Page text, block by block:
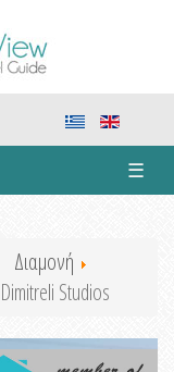
☰
Διαμονή
Dimitreli Studios